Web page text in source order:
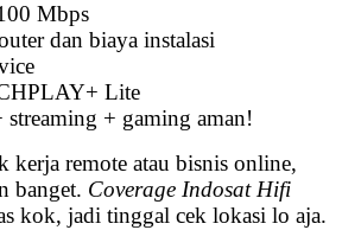
Mbps
dan biaya instalasi
Lite
+ gaming aman!
kerja remote atau bisnis online,
banget. Coverage Indosat Hifi
kok, jadi tinggal cek lokasi lo aja.